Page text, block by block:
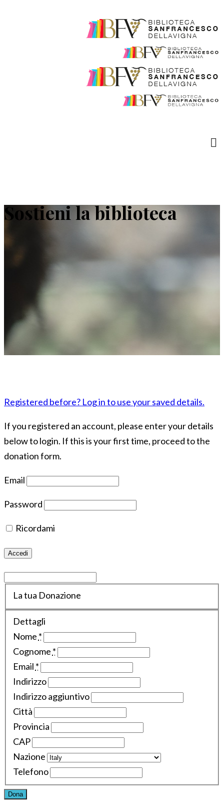
Sostieni la biblioteca
Registered before? Log in to use your saved details.
If you registered an account, please enter your details
below to login. If this is your first time, proceed to the
donation form.
Email
Password
Ricordami
La tua Donazione
Dettagli
Nome *
Cognome *
Email *
Indirizzo
Indirizzo aggiuntivo
Città
Provincia
CAP
Nazione
Telefono
Dona